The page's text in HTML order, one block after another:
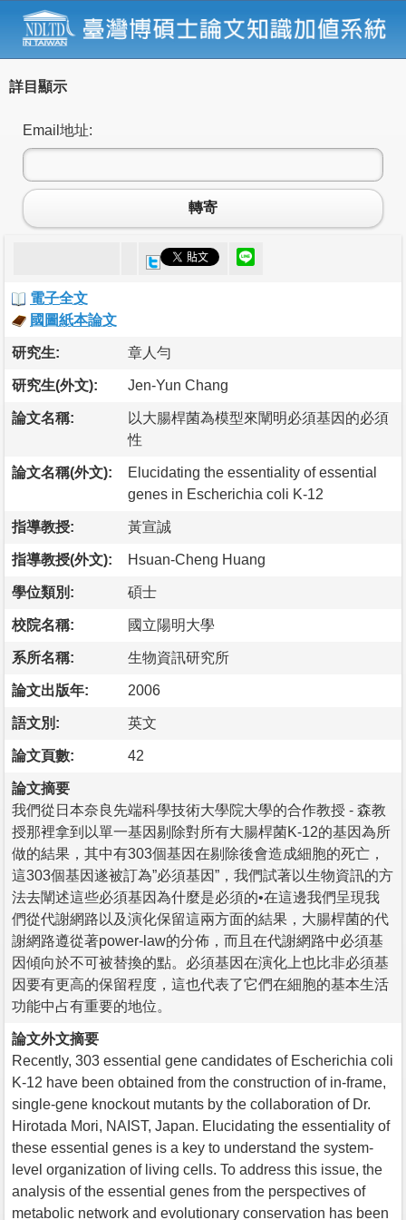
詳目顯示
Email地址:
轉寄
電子全文
國圖紙本論文
研究生: 章人勻
研究生(外文): Jen-Yun Chang
論文名稱:
以大腸桿菌為模型來闡明必須基因的必須
性
論文名稱(外文):
Elucidating the essentiality of essential
genes in Escherichia coli K-12
指導教授: 黃宣誠
指導教授(外文): Hsuan-Cheng Huang
學位類別: 碩士
校院名稱: 國立陽明大學
系所名稱: 生物資訊研究所
論文出版年: 2006
語文別: 英文
論文頁數: 42
論文摘要
我們從日本奈良先端科學技術大學院大學的合作教授 - 森教
授那裡拿到以單一基因剔除對所有大腸桿菌K-12的基因為所
做的結果，其中有303個基因在剔除後會造成細胞的死亡，
這303個基因遂被訂為”必須基因”，我們試著以生物資訊的方
法去闡述這些必須基因為什麼是必須的•在這邊我們呈現我
們從代謝網路以及演化保留這兩方面的結果，大腸桿菌的代
謝網路遵從著power-law的分佈，而且在代謝網路中必須基
因傾向於不可被替換的點。必須基因在演化上也比非必須基
因要有更高的保留程度，這也代表了它們在細胞的基本生活
功能中占有重要的地位。
論文外文摘要
Recently, 303 essential gene candidates of Escherichia coli
K-12 have been obtained from the construction of in-frame,
single-gene knockout mutants by the collaboration of Dr.
Hirotada Mori, NAIST, Japan. Elucidating the essentiality of
these essential genes is a key to understand the system-
level organization of living cells. To address this issue, the
analysis of the essential genes from the perspectives of
metabolic network and evolutionary conservation has been